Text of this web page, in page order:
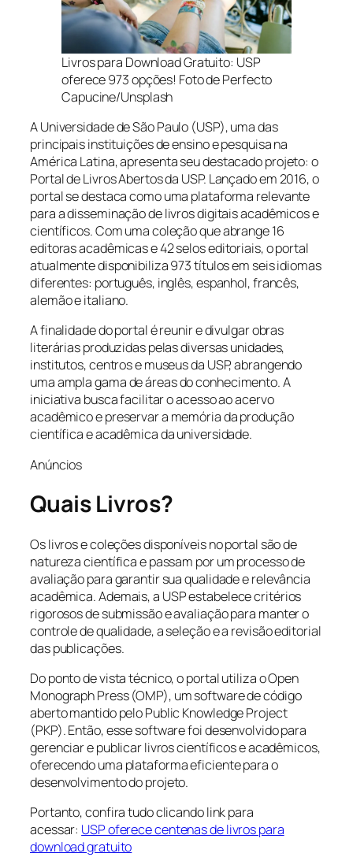
Livros para Download Gratuito: USP
oferece 973 opções! Foto de Perfecto
Capucine/Unsplash
A Universidade de São Paulo (USP), uma das
principais instituições de ensino e pesquisa na
América Latina, apresenta seu destacado projeto: o
Portal de Livros Abertos da USP. Lançado em 2016, o
portal se destaca como uma plataforma relevante
para a disseminação de livros digitais acadêmicos e
científicos. Com uma coleção que abrange 16
editoras acadêmicas e 42 selos editoriais, o portal
atualmente disponibiliza 973 títulos em seis idiomas
diferentes: português, inglês, espanhol, francês,
alemão e italiano.
A finalidade do portal é reunir e divulgar obras
literárias produzidas pelas diversas unidades,
institutos, centros e museus da USP, abrangendo
uma ampla gama de áreas do conhecimento. A
iniciativa busca facilitar o acesso ao acervo
acadêmico e preservar a memória da produção
científica e acadêmica da universidade.
Anúncios
Quais Livros?
Os livros e coleções disponíveis no portal são de
natureza científica e passam por um processo de
avaliação para garantir sua qualidade e relevância
acadêmica. Ademais, a USP estabelece critérios
rigorosos de submissão e avaliação para manter o
controle de qualidade, a seleção e a revisão editorial
das publicações.
Do ponto de vista técnico, o portal utiliza o Open
Monograph Press (OMP), um software de código
aberto mantido pelo Public Knowledge Project
(PKP). Então, esse software foi desenvolvido para
gerenciar e publicar livros científicos e acadêmicos,
oferecendo uma plataforma eficiente para o
desenvolvimento do projeto.
Portanto, confira tudo clicando link para
acessar: USP oferece centenas de livros para
download gratuito